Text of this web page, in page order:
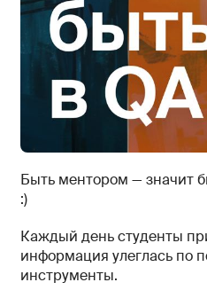
Быть ментором — значит
:)
Каждый день студенты
информация улеглась по
инструменты.